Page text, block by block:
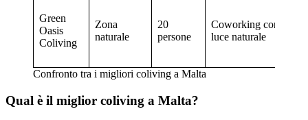
Green
Oasis
Coliving
Zona
naturale
20
persone
Coworking con
luce naturale
Confronto tra i migliori coliving a Malta
Qual è il miglior coliving a Malta?